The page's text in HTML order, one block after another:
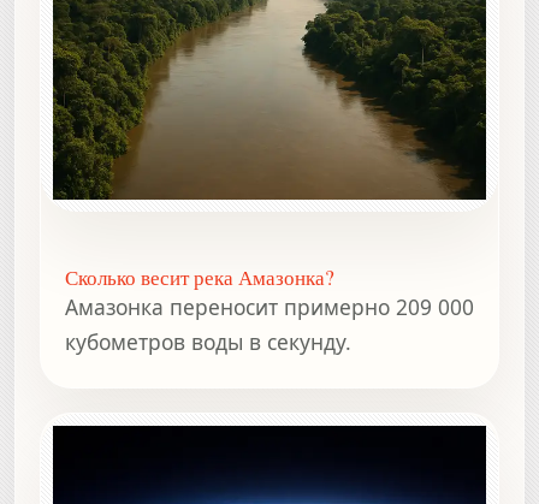
Сколько весит река Амазонка?
Амазонка переносит примерно 209 000
кубометров воды в секунду.